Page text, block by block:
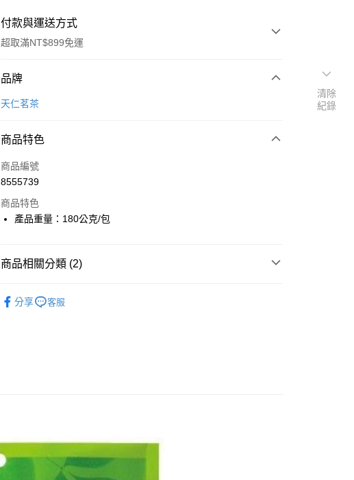
付款與運送方式
超取滿NT$899免運
付款方式
信用卡一次付款
街口支付
悠遊付
相關說明
【大哥付你分期使用說明】
醒簡訊。
2.透過簡訊連結打開帳單後，可選擇「超商條碼／台灣大直營門市／銀行轉
帳／街口支付／iPASS MONEY」等通路繳費。
付」結帳頁面，進行簡訊認證並確認金額後，即可完成結帳。
２．訂單成立數日內，您將收到繳費通知簡訊。
每筆NT$70，滿NT$899(含以上)免運費
付款後7-11取貨
品牌
天仁茗茶
商品特色
商品編號
8555739
商品特色
產品重量：180公克/包
商品相關分類 (2)
分享 客服
清除
紀錄